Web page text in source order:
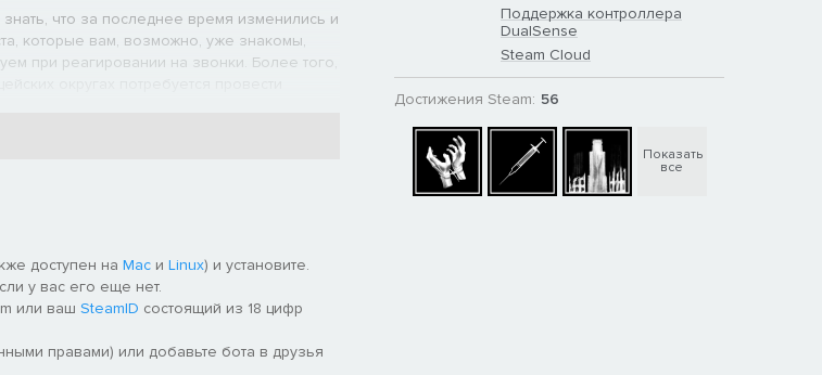
что за последнее время изменились и
которые вам, возможно, уже знакомы,
при реагировании на звонки. Более того,
следить за здоровьем своих
к тому, что боец становится не
Выведенные из строя бойцы временно
навсегда. Командир спецназа тоже не
которых может зависеть его
доступен на Mac и Linux) и установите.
у вас его еще нет.
или ваш SteamID состоящий из 18 цифр
правами) или добавьте бота в друзья
Поддержка контроллера
DualSense
Steam Cloud
Достижения Steam: 56
Показать
все